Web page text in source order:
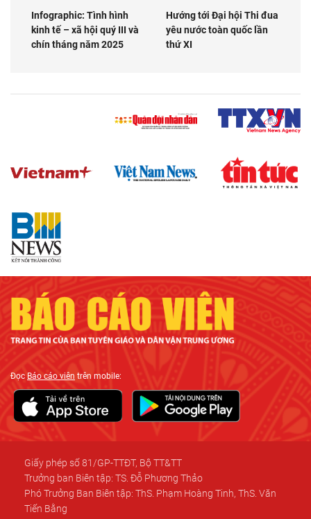
Infographic: Tình hình
kinh tế – xã hội quý III và
chín tháng năm 2025
Hướng tới Đại hội Thi đua
yêu nước toàn quốc lần
thứ XI
ĐọcBáo cáo viên trên mobile:
Giấy phép số 81/GP-TTĐT, Bộ TT&TT
Trưởng ban Biên tập: TS. Đỗ Phương Thảo
Phó Trưởng Ban Biên tập: ThS. Phạm Hoàng Tinh, ThS. Văn
Tiến Bằng